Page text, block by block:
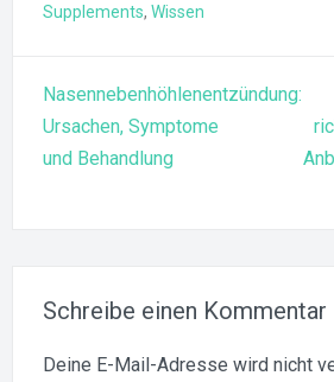
Supplements, Wissen
Nasennebenhöhlenentzündung:
Ursachen, Symptome
und Behandlung
Schreibe einen Kommentar
Deine E-Mail-Adresse wird nicht